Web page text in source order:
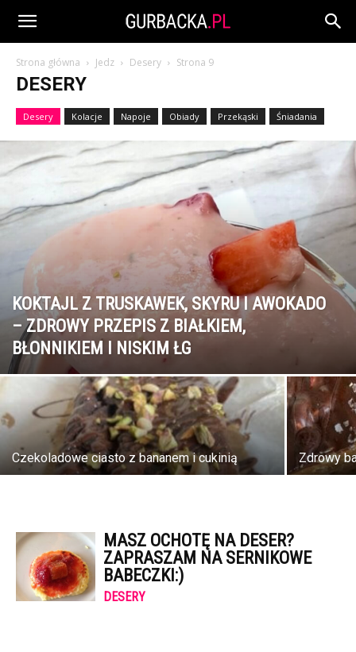
Strona główna Jedz Desery Strona 9
DESERY
Desery Kolacje Napoje Obiady Przekąski Śniadania
KOKTAJL Z TRUSKAWEK, SKYRU I AWOKADO
– ZDROWY PRZEPIS Z BIAŁKIEM,
BŁONNIKIEM I NISKIM ŁG
Czekoladowe ciasto z bananem i cukinią Zdrowy
MASZ OCHOTĘ NA DESER?
ZAPRASZAM NA SERNIKOWE
BABECZKI:)
DESERY